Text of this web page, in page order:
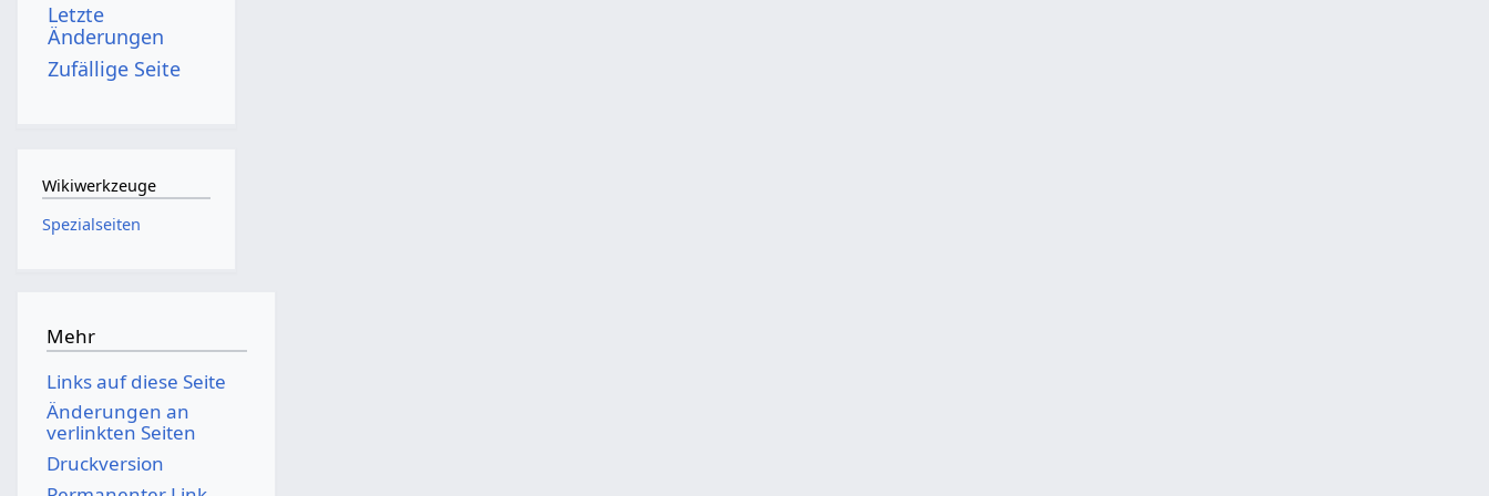
Letzte
Änderungen
Zufällige Seite
Wikiwerkzeuge
Spezialseiten
Mehr
Links auf diese Seite
Änderungen an
verlinkten Seiten
Druckversion